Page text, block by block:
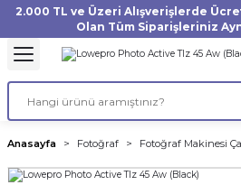
2.000 TL ve Üzeri Alışverişlerde
Olan Tüm Siparişleriniz
Geri Dön
Geri Dön
Geri Dön
Geri Dön
Geri Dön
Geri Dön
Geri Dön
Geri Dön
Geri Dön
Geri Dön
Geri Dön
Geri Dön
Anasayfa Fotoğraf Fotoğraf Makinesi